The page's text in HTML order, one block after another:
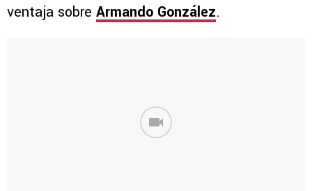
ventaja sobre Armando González.